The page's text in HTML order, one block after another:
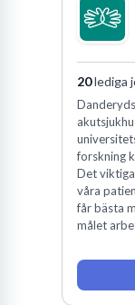
20lediga
forskning
Det
våra
får bästa
målet